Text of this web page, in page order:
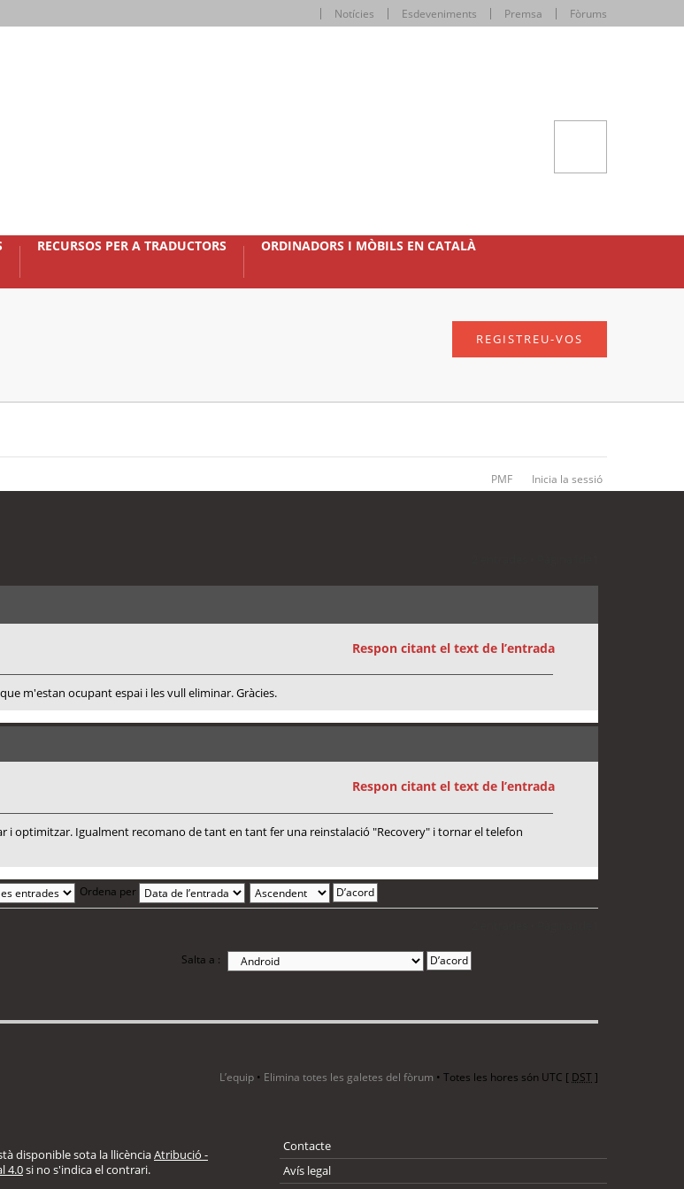
Notícies Esdeveniments Premsa Fòrums
RECURSOS PER A TRADUCTORS ORDINADORS I MÒBILS EN CATALÀ
REGISTREU-VOS
PMF Inicia la sessió
Respon citant el text de l’entrada
m'estan ocupant espai i les vull eliminar. Gràcies.
Respon citant el text de l’entrada
i optimitzar. Igualment recomano de tant en tant fer una reinstalació "Recovery" i tornar el telefon
Ordena per
Salta a :
L’equip • Elimina totes les galetes del fòrum • Totes les hores són UTC [ DST]
disponible sota la llicènciaAtribució -
4.0si no s'indica el contrari.
Contacte
Avís legal